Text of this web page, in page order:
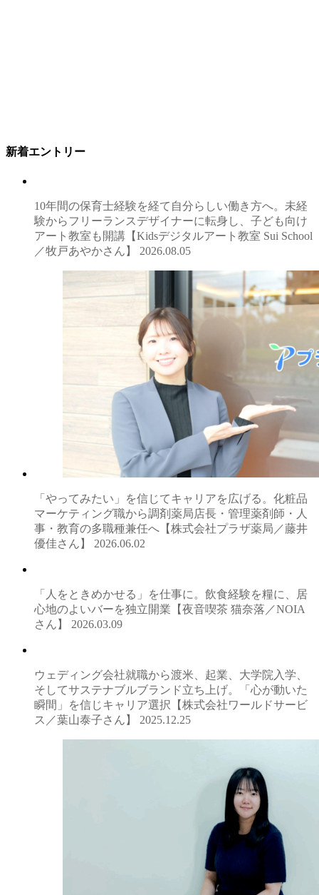
新着エントリー
10年間の保育士経験を経て自分らしい働き方へ。未経
験からフリーランスデザイナーに転身し、子ども向け
アート教室も開講【Kidsデジタルアート教室 Sui School
／牧戸あやかさん】 2026.08.05
「やってみたい」を信じてキャリアを広げる。化粧品
マーケティング職から調剤薬局店長・管理薬剤師・人
事・教育の多職種兼任へ【株式会社プラザ薬局／藤井
優佳さん】 2026.06.02
「人をときめかせる」を仕事に。飲食経験を糧に、居
心地のよいバーを独立開業【夜音喫茶 猫奈落／NOIA
さん】 2026.03.09
ウェディング会社就職から渡米、起業、大学院入学、
そしてサステナブルブランド立ち上げ。「心が動いた
瞬間」を信じキャリア選択【株式会社ワールドサービ
ス／葉山泰子さん】 2025.12.25